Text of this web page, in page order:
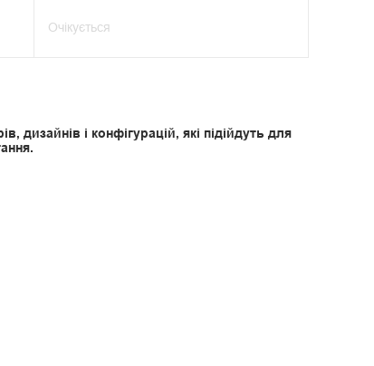
Очікується
дизайнів і конфігурацій, які підійдуть для